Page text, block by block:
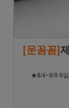
[문꼼꼼]
★8/4~8/9 6일